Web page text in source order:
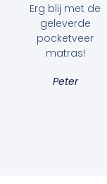
Erg blij met de
geleverde
pocketveer
matras!
Peter